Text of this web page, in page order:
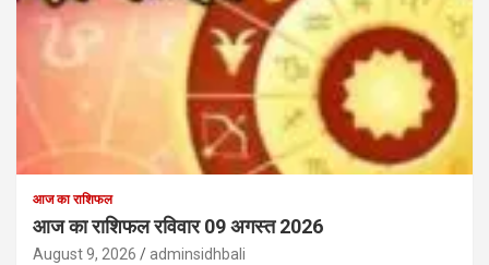
आज का राशिफल
आज का राशिफल रविवार 09 अगस्त 2026
August 9, 2026 adminsidhbali